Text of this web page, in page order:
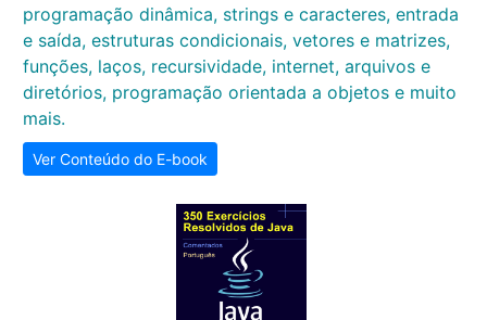
programação dinâmica, strings e caracteres, entrada
e saída, estruturas condicionais, vetores e matrizes,
funções, laços, recursividade, internet, arquivos e
diretórios, programação orientada a objetos e muito
mais.
Ver Conteúdo do E-book